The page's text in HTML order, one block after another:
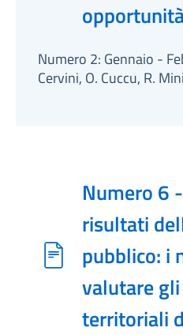
Numero 2: Gennaio -
Cervini, O. Cuccu, R.
Numero 6
risultati
pubblico: i
valutare
territoriali